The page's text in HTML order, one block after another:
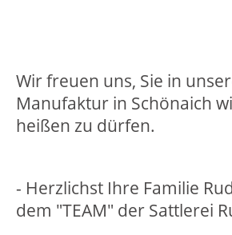
Wir freuen uns, Sie in
Manufaktur in Schönaich
heißen zu dürfen.
- Herzlichst Ihre Familie
dem "TEAM" der Sattlerei